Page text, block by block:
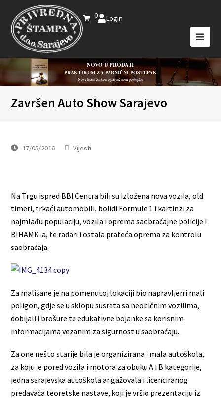
0 Login
NOVO U PRODAJI
PRAKTIKUM ZA PARNIČNI POSTUPAK
- Novelirani Zakon o parničnom postupku -
Završen Auto Show Sarajevo
17/05/2016 Vijesti
Na Trgu ispred BBI Centra bili su izložena nova vozila, old
timeri, trkaći automobili, bolidi Formule 1 i kartinzi za
najmlađu populaciju, vozila i oprema saobraćajne policije i
BIHAMK-a, te radari i ostala prateća oprema za kontrolu
saobraćaja.
Za mališane je na pomenutoj lokaciji bio napravljen i mali
poligon, gdje se u sklopu susreta sa neobičnim vozilima,
dobijali i brošure te edukativne bojanke sa korisnim
informacijama vezanim za sigurnost u saobraćaju.
Za one nešto starije bila je organizirana i mala autoškola,
za koju je pored vozila i motora za obuku A i B kategorije,
jedna sarajevska autoškola angažovala i licenciranog
predavača teoretske nastave, koji je vršio prezentaciju iz